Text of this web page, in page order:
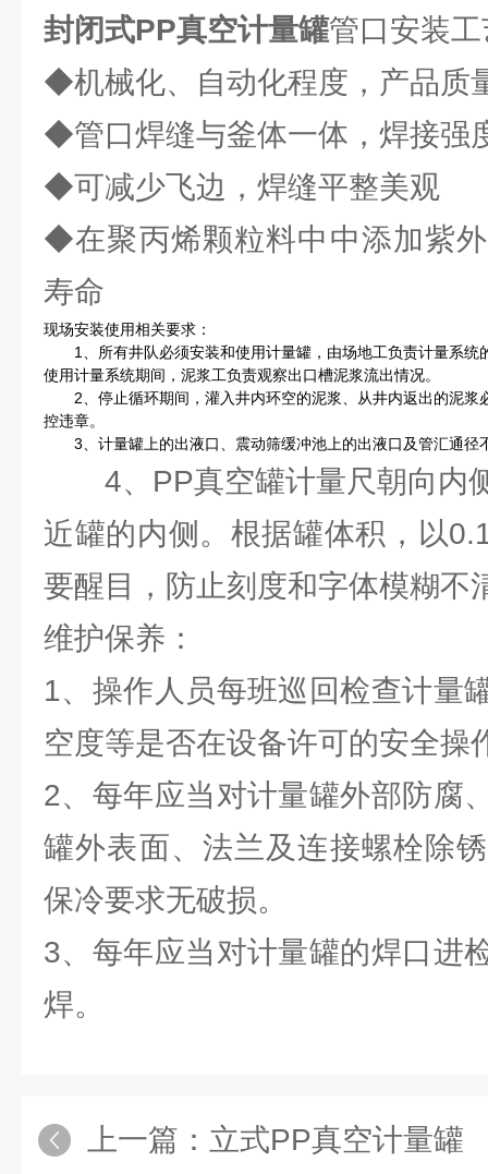
封闭式PP真空计量罐管口安装
◆机械化、自动化程度，产品质
◆管口焊缝与釜体一体，焊接强
◆可减少飞边，焊缝平整美观
◆在聚丙烯颗粒料中中添加紫
寿命
现场安装使用相关要求：
1、所有井队必须安装和使用计量罐，由场地工负责计量系统
使用计量系统期间，泥浆工负责观察出口槽泥浆流出情况。
2、停止循环期间，灌入井内环空的泥浆、从井内返出的泥浆
控违章。
3、计量罐上的出液口、震动筛缓冲池上的出液口及管汇通径
4、PP真空罐计量尺朝向内
近罐的内侧。根据罐体积，以
要醒目，防止刻度和字体模糊不
维护保养：
1、操作人员每班巡回检查计量
空度等是否在设备许可的安全操
2、每年应当对计量罐外部防腐
罐外表面、法兰及连接螺栓除
保冷要求无破损。
3、每年应当对计量罐的焊口进
焊。
上一篇： 立式PP真空计量罐